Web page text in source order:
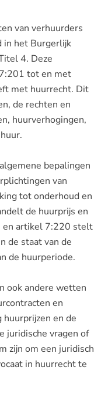
van verhuurders
in het Burgerlijk
4. Deze
tot en met
met huurrecht. Dit
de rechten en
huurverhogingen,
bepalingen
van
tot onderhoud en
de huurprijs en
en artikel 7:220 stelt
de staat van de
de huurperiode.
ook andere wetten
en
en de
juridische vragen of
zijn om een juridisch
in huurrecht te